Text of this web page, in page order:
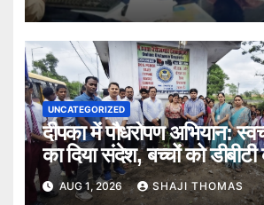
UNCATEGORIZED
दीपका में पौधरोपण अभियान:
का दिया संदेश, बच्चों को
बताए।
AUG 1, 2026 SHAJI THOMAS